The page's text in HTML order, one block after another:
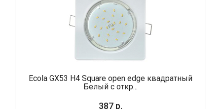
Ecola GX53 H4 Square open edge квадратный
Белый с откр...
387 р.